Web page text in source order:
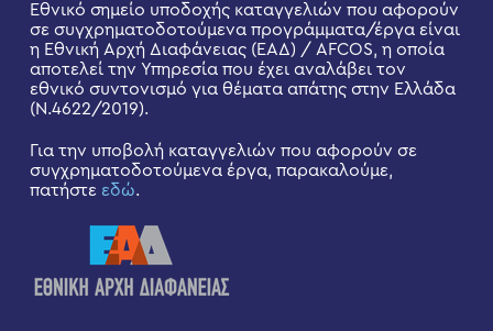
Εθνικό σημείο υποδοχής καταγγελιών που αφορούν
σε συγχρηματοδοτούμενα προγράμματα/έργα είναι
η Εθνική Αρχή Διαφάνειας (ΕΑΔ) / AFCOS, η οποία
αποτελεί την Υπηρεσία που έχει αναλάβει τον
εθνικό συντονισμό για θέματα απάτης στην Ελλάδα
(Ν.4622/2019).
Για την υποβολή καταγγελιών που αφορούν σε
συγχρηματοδοτούμενα έργα, παρακαλούμε,
πατήστε εδώ.